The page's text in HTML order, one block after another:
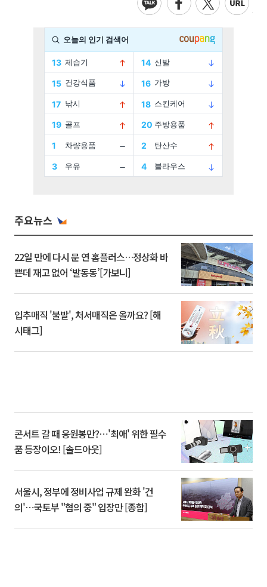
주요뉴스
22일 만에 다시 문 연 홈플러스…정상화 바
쁜데 재고 없어 ‘발동동’[가보니]
입추매직 '불발', 처서매직은 올까요? [해
시태그]
콘서트 갈 때 응원봉만?⋯'최애' 위한 필수
품 등장이오! [솔드아웃]
서울시, 정부에 정비사업 규제 완화 '건
의'⋯국토부 "협의 중" 입장만 [종합]